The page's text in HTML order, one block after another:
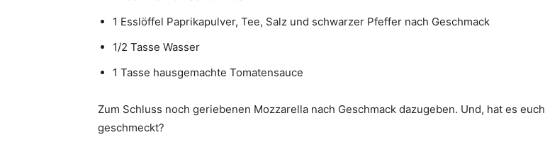
1 Esslöffel Paprikapulver, Tee, Salz und schwarzer Pfeffer nach Geschmack
1/2 Tasse Wasser
1 Tasse hausgemachte Tomatensauce
Zum Schluss noch geriebenen Mozzarella nach Geschmack dazugeben. Und, hat es euch
geschmeckt?